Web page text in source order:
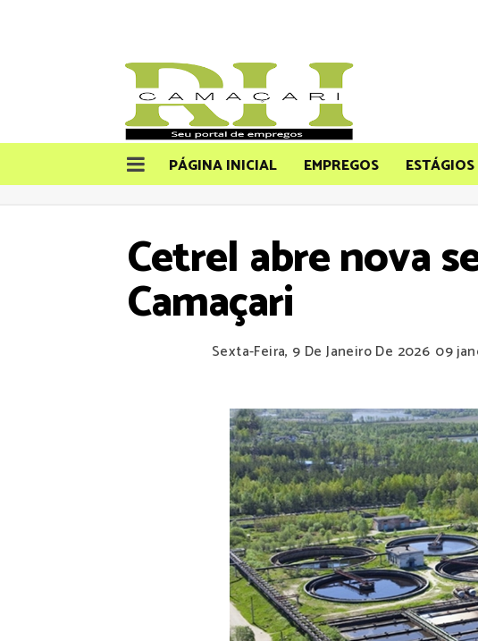
PÁGINA INICIAL EMPREGOS ESTÁGIOS
Cetrel abre nova
Camaçari
Sexta-Feira, 9 De Janeiro De 2026 09